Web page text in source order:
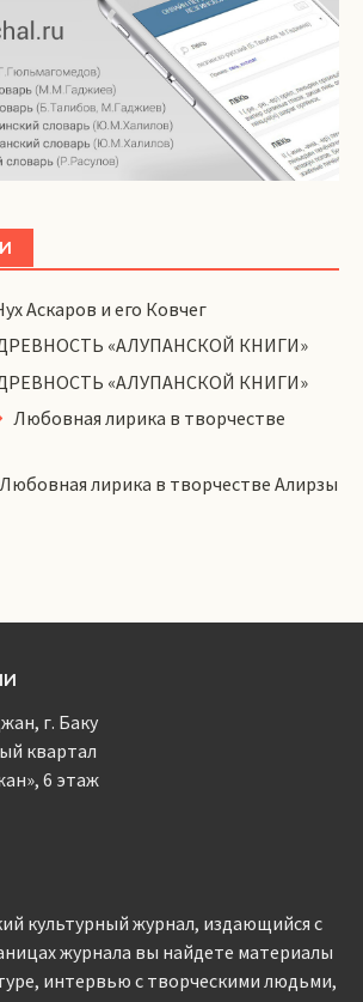
Аскаров и его Ковчег
«АЛУПАНСКОЙ КНИГИ»
«АЛУПАНСКОЙ КНИГИ»
Любовная лирика в творчестве
Любовная лирика в творчестве Алирзы
г. Баку
квартал
6 этаж
культурный журнал, издающийся с
журнала вы найдете материалы
интервью с творческими людьми,